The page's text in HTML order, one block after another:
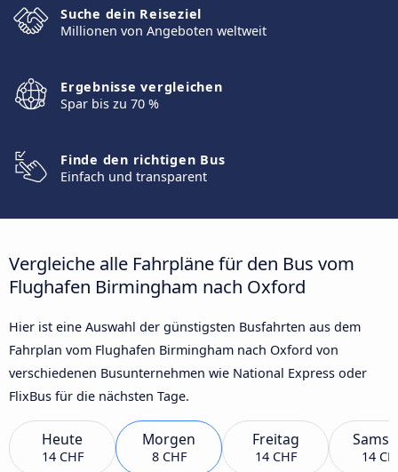
Suche dein Reiseziel
Millionen von Angeboten weltweit
Ergebnisse vergleichen
Spar bis zu 70 %
Finde den richtigen Bus
Einfach und transparent
Vergleiche alle Fahrpläne für den Bus vom
Flughafen Birmingham nach Oxford
Hier ist eine Auswahl der günstigsten Busfahrten aus dem
Fahrplan vom Flughafen Birmingham nach Oxford von
verschiedenen Busunternehmen wie National Express oder
FlixBus für die nächsten Tage.
Heute
14 CHF
Morgen
8 CHF
Freitag
14 CHF 14